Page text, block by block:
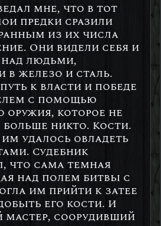
мне, что в тот
предки сразили
из их числа
Они видели себя и
людьми,
в железо и сталь.
к власти и победе
с помощью
которое не
никто. Кости.
удалось овладеть
Судебник
что сама темная
над полем битвы с
им прийти к затее
его кости. И
мастер, соорудивший